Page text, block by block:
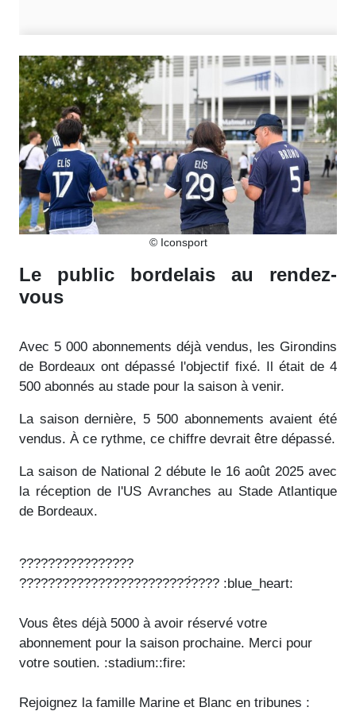
© Iconsport
Le public bordelais au rendez-
vous
Avec 5 000 abonnements déjà vendus, les Girondins
de Bordeaux ont dépassé l'objectif fixé. Il était de 4
500 abonnés au stade pour la saison à venir.
La saison dernière, 5 500 abonnements avaient été
vendus. À ce rythme, ce chiffre devrait être dépassé.
La saison de National 2 débute le 16 août 2025 avec
la réception de l'US Avranches au Stade Atlantique
de Bordeaux.
????????????????
????????????????????????́???? :blue_heart:
Vous êtes déjà 5000 à avoir réservé votre
abonnement pour la saison prochaine. Merci pour
votre soutien. :stadium:️:fire:
Rejoignez la famille Marine et Blanc en tribunes :